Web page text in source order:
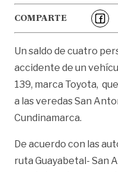
COMPARTE
Un saldo de cuatro
accidente de un
139, marca Toyota,
a las veredas San
Cundinamarca.
De acuerdo con las
ruta Guayabetal- San